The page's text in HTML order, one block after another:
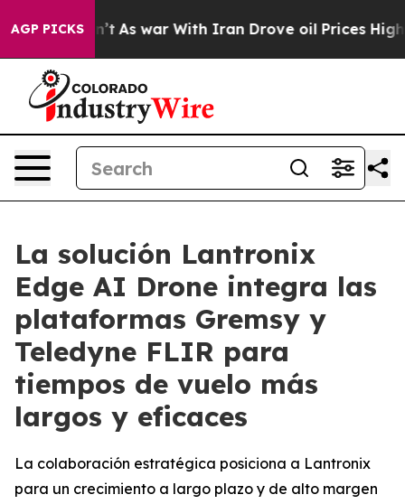
AGP PICKS
As war With Iran Drove oil Prices Higher,
La solución Lantronix
Edge AI Drone integra las
plataformas Gremsy y
Teledyne FLIR para
tiempos de vuelo más
largos y eficaces
La colaboración estratégica posiciona a Lantronix
para un crecimiento a largo plazo y de alto margen